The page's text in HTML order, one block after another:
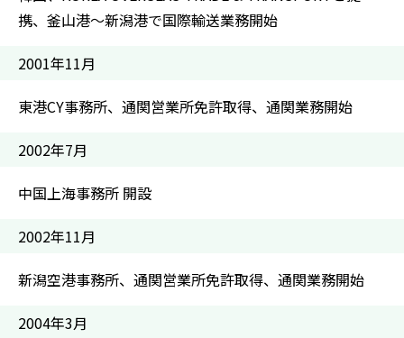
携、釜山港～新潟港で国際輸送業務開始
2001年11月
東港CY事務所、通関営業所免許取得、通関業務開始
2002年7月
中国上海事務所 開設
2002年11月
新潟空港事務所、通関営業所免許取得、通関業務開始
2004年3月